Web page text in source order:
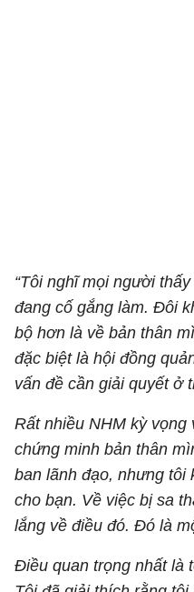
“Tôi nghĩ mọi người
đang cố gắng làm. Đôi
bộ hơn là về bản thân
đặc biệt là hội đồng
vấn đề cần giải quyết ở
Rất nhiều NHM kỳ vọng
chứng minh bản thân
ban lãnh đạo, nhưng tôi
cho bạn. Về việc bị sa
lắng về điều đó. Đó là
Điều quan trọng nhất là